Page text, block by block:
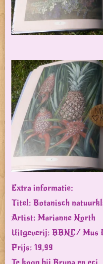
Extra informatie:
Titel: Botanisch
Artist: Marianne North
Uitgeverij: BBNC/ Mus
Prijs: 19,99